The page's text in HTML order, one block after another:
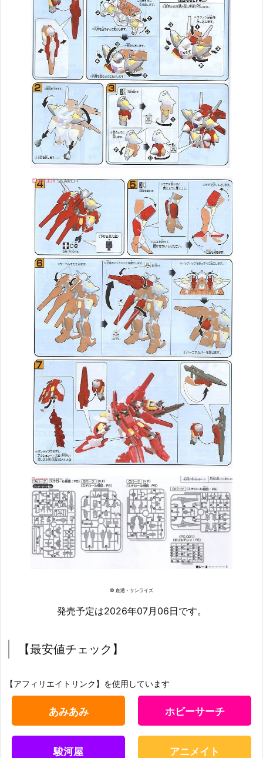
© 創通・サンライズ
発売予定は2026年07月06日です。
【最安値チェック】
【アフィリエイトリンク】を使用しています
あみあみ ホビーサーチ
駿河屋 アニメイト